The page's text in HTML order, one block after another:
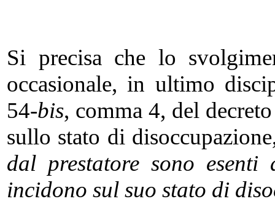
Si precisa che lo
occasionale, in ultimo
54-bis, comma 4, del
sullo stato di
dal prestatore sono esenti
incidono sul suo stato di